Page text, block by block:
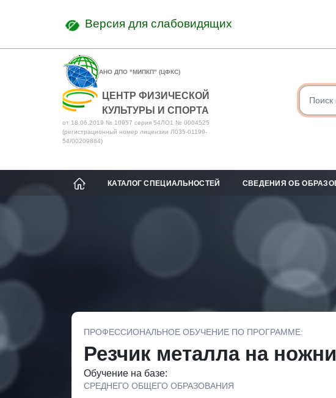
Версия для слабовидящих
АНО ДПО "МИПКП" (ЦФКС)
ЦЕНТР ФИЗИЧЕСКОЙ
КУЛЬТУРЫ И СПОРТА
от 18.06.2019 № 10957 серия 54ЛО1 № 0004525
(регистрационный номер лицензии Л035-01199-
54/00209884)
КАТАЛОГ СПЕЦИАЛЬНОСТЕЙ СВЕДЕНИЯ ОБ
ПРОФЕССИОНАЛЬНОЕ ОБУЧЕНИЕ ПО ПРОГРАММЕ:
Резчик металла на
Обучение на базе:
СРЕДНЕГО ОБЩЕГО ОБРАЗОВАНИЯ